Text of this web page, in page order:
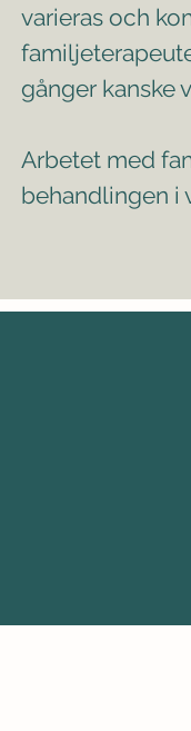
varieras och
gånger kanske
Arbetet med
behandlingen i